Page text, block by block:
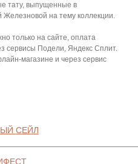
тату, выпущенные в
на тему коллекции.
только на сайте, оплата
сервисы Подели, Яндекс Сплит.
магазине и через сервис
Оферта